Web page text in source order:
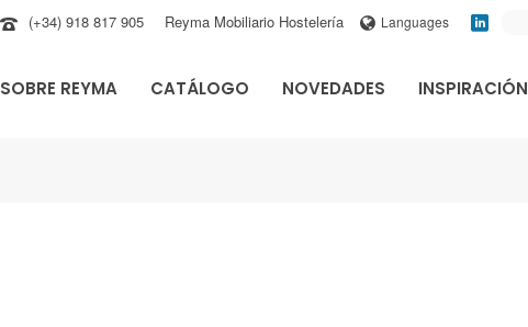
(+34) 918 817 905 Reyma Mobiliario Hostelería Languages
SOBRE REYMA CATÁLOGO NOVEDADES INSPIRACIÓN